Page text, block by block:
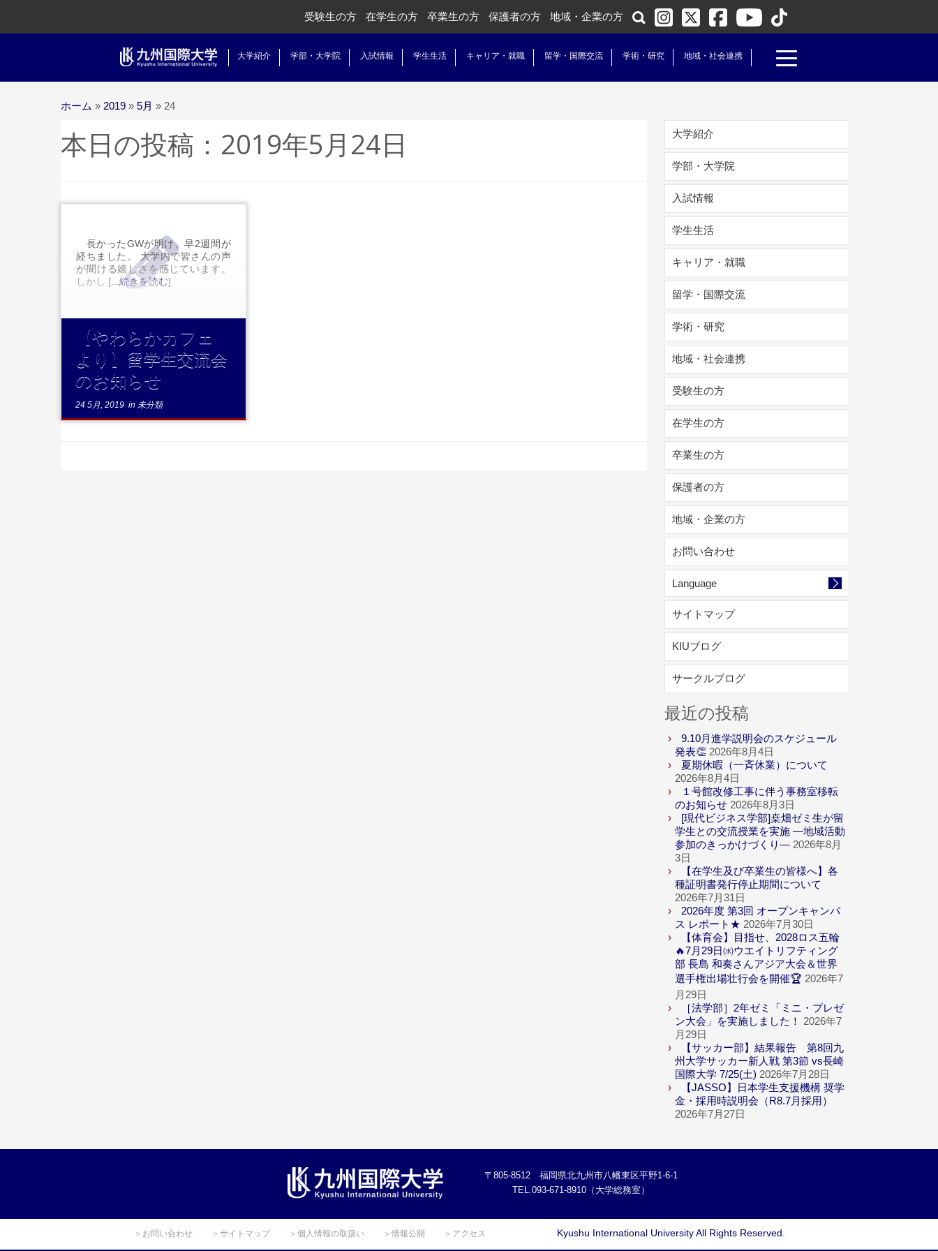
受験生の方 在学生の方 卒業生の方 保護者の方 地域・企業の方
大学紹介 学部・大学院 入試情報 学生生活 キャリア・就職 留学・国際交流 学術・研究 地域・社会連携
ホーム » 2019 » 5月 » 24
本日の投稿： 2019年5月24日
長かったGWが明け、早2週間が
経ちました。 大学内で皆さんの声
が聞ける嬉しさを感じています。
しかし [ ...続きを読む]
【やわらかカフェ
より】留学生交流会
のお知らせ
24 5月, 2019 in 未分類
大学紹介
学部・大学院
入試情報
学生生活
キャリア・就職
留学・国際交流
学術・研究
地域・社会連携
受験生の方
在学生の方
卒業生の方
保護者の方
地域・企業の方
お問い合わせ
Language
サイトマップ
KIUブログ
サークルブログ
最近の投稿
9.10月進学説明会のスケジュール
発表👏 2026年8月4日
夏期休暇（一斉休業）について
2026年8月4日
１号館改修工事に伴う事務室移転
のお知らせ 2026年8月3日
[現代ビジネス学部]桒畑ゼミ生が留
学生との交流授業を実施 ―地域活動
参加のきっかけづくり― 2026年8月
3日
【在学生及び卒業生の皆様へ】各
種証明書発行停止期間について
2026年7月31日
2026年度 第3回 オープンキャンパ
ス レポート★ 2026年7月30日
【体育会】目指せ、2028ロス五輪
🔥7月29日㈬ウエイトリフティング
部 長島 和奏さんアジア大会＆世界
選手権出場壮行会を開催🏆 2026年7
月29日
［法学部］2年ゼミ「ミニ・プレゼ
ン大会」を実施しました！
2026年7
月29日
【サッカー部】結果報告 第8回九
州大学サッカー新人戦 第3節 vs長崎
国際大学 7/25(土) 2026年7月28日
【JASSO】日本学生支援機構 奨学
金・採用時説明会（R8.7月採用）
2026年7月27日
〒805-8512 福岡県北九州市八幡東区平野1-6-1
TEL.093-671-8910（大学総務室）
＞お問い合わせ ＞サイトマップ ＞個人情報の取扱い ＞情報公開 ＞アクセス Kyushu International University All Rights Reserved.